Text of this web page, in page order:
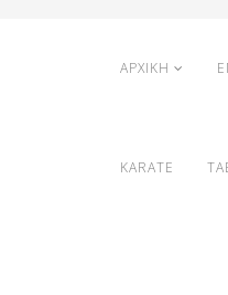
ΑΡΧΙΚΗ
KARATE